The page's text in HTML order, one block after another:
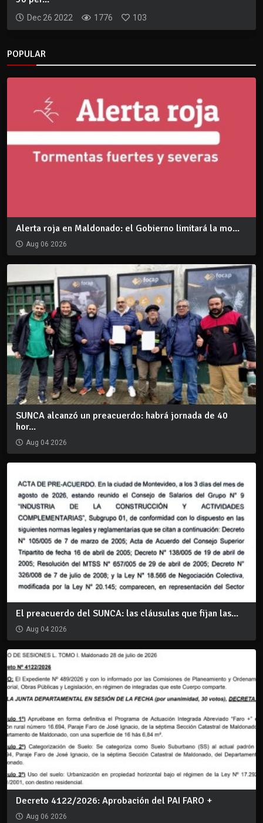
Dec 26 2022 1776 103
POPULAR
Alerta roja en Maldonado: el Gobierno limitará la mo...
Aug 06 2026
SUNCA alcanzó un preacuerdo: habrá jornada de 40
hor...
Aug 04 2026
El preacuerdo del SUNCA: las cláusulas que fijan las...
Aug 04 2026
Decreto 4122/2026: Aprobación del PAI FARO +
Aug 06 2026